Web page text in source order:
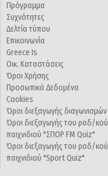
Πρόγραμμα
Συχνότητες
Δελτία τύπου
Επικοινωνία
Greece Is
Οικ. Καταστάσεις
Όροι Χρήσης
Προσωπικά Δεδομένα
Cookies
Όροι διεξαγωγής διαγωνισμών
Όροι διεξαγωγής του ραδ/κού
παιχνιδιού "ΣΠΟΡ FM Quiz"
Όροι διεξαγωγής του ραδ/κού
παιχνιδιού "Sport Quiz"